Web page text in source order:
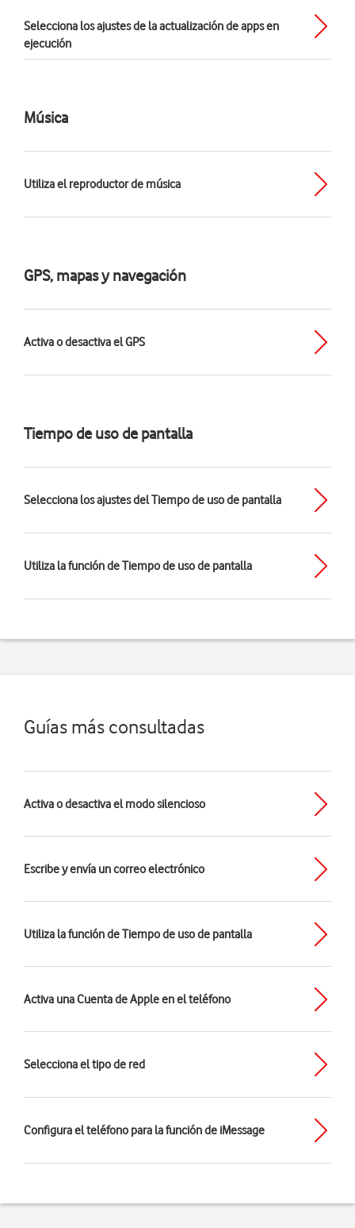
Selecciona los ajustes de la actualización de apps en
ejecución
Música
Utiliza el reproductor de música
GPS, mapas y navegación
Activa o desactiva el GPS
Tiempo de uso de pantalla
Selecciona los ajustes del Tiempo de uso de pantalla
Utiliza la función de Tiempo de uso de pantalla
Guías más consultadas
Activa o desactiva el modo silencioso
Escribe y envía un correo electrónico
Utiliza la función de Tiempo de uso de pantalla
Activa una Cuenta de Apple en el teléfono
Selecciona el tipo de red
Configura el teléfono para la función de iMessage